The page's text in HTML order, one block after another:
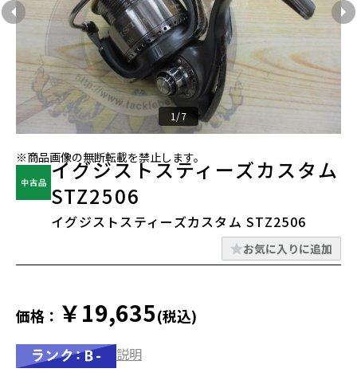
1/7
※商品画像の無断転載を禁止します。
イグジストスティーズカスタム
STZ2506
イグジストスティーズカスタム STZ2506
お気に入りに追加
価格： ￥19,635(税込)
説明